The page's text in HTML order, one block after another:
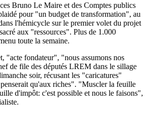
Bruno Le Maire et des Comptes publics
pour "un budget de transformation", au
l'hémicycle sur le premier volet du projet
aux "ressources". Plus de 1.000
toute la semaine.
"acte fondateur", "nous assumons nos
de file des députés LREM dans le sillage
soir, récusant les "caricatures"
qu'aux riches". "Muscler la feuille
d'impôt: c'est possible et nous le faisons",